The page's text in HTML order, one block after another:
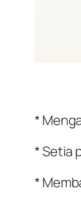
*
* Setia
*